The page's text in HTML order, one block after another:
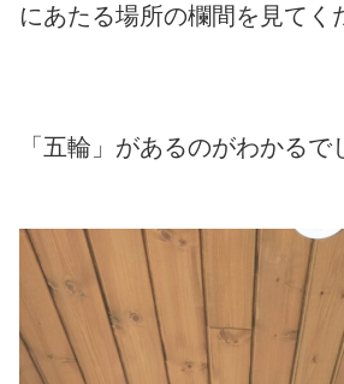
にあたる場所の欄間を見てく
「五輪」があるのがわかるで